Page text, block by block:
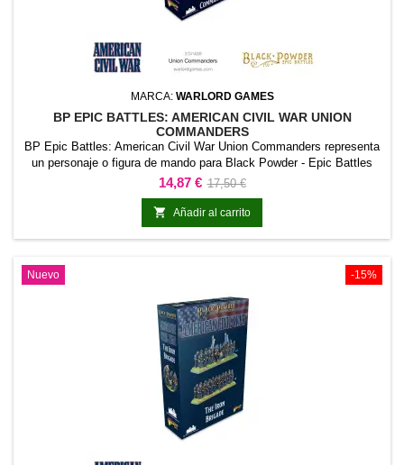
MARCA: WARLORD GAMES
BP EPIC BATTLES: AMERICAN CIVIL WAR UNION
COMMANDERS
BP Epic Battles: American Civil War Union Commanders representa
un personaje o figura de mando para Black Powder - Epic Battles
American Civil War. Es una referencia con identidad propia,
apropiada para encabezar una fuerza o asumir un papel relevante en
escenarios narrativos.También funciona como pieza central de una
colección, proyecto de pintura o...
Precio
14,87 € Precio
base
17,50 €
 Añadir al carrito
-15%
Nuevo